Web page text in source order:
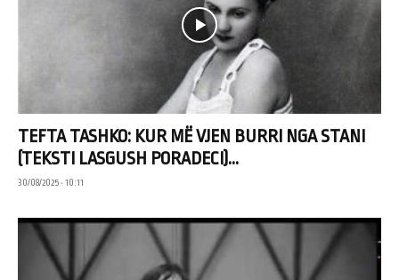
TEFTA TASHKO: KUR MË VJEN BURRI NGA STANI
(TEKSTI LASGUSH PORADECI)...
30/08/2025 • 10:11